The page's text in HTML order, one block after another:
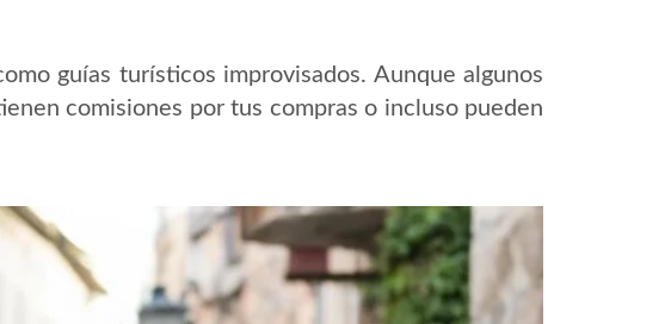
guías turísticos improvisados. Aunque algunos
comisiones por tus compras o incluso pueden